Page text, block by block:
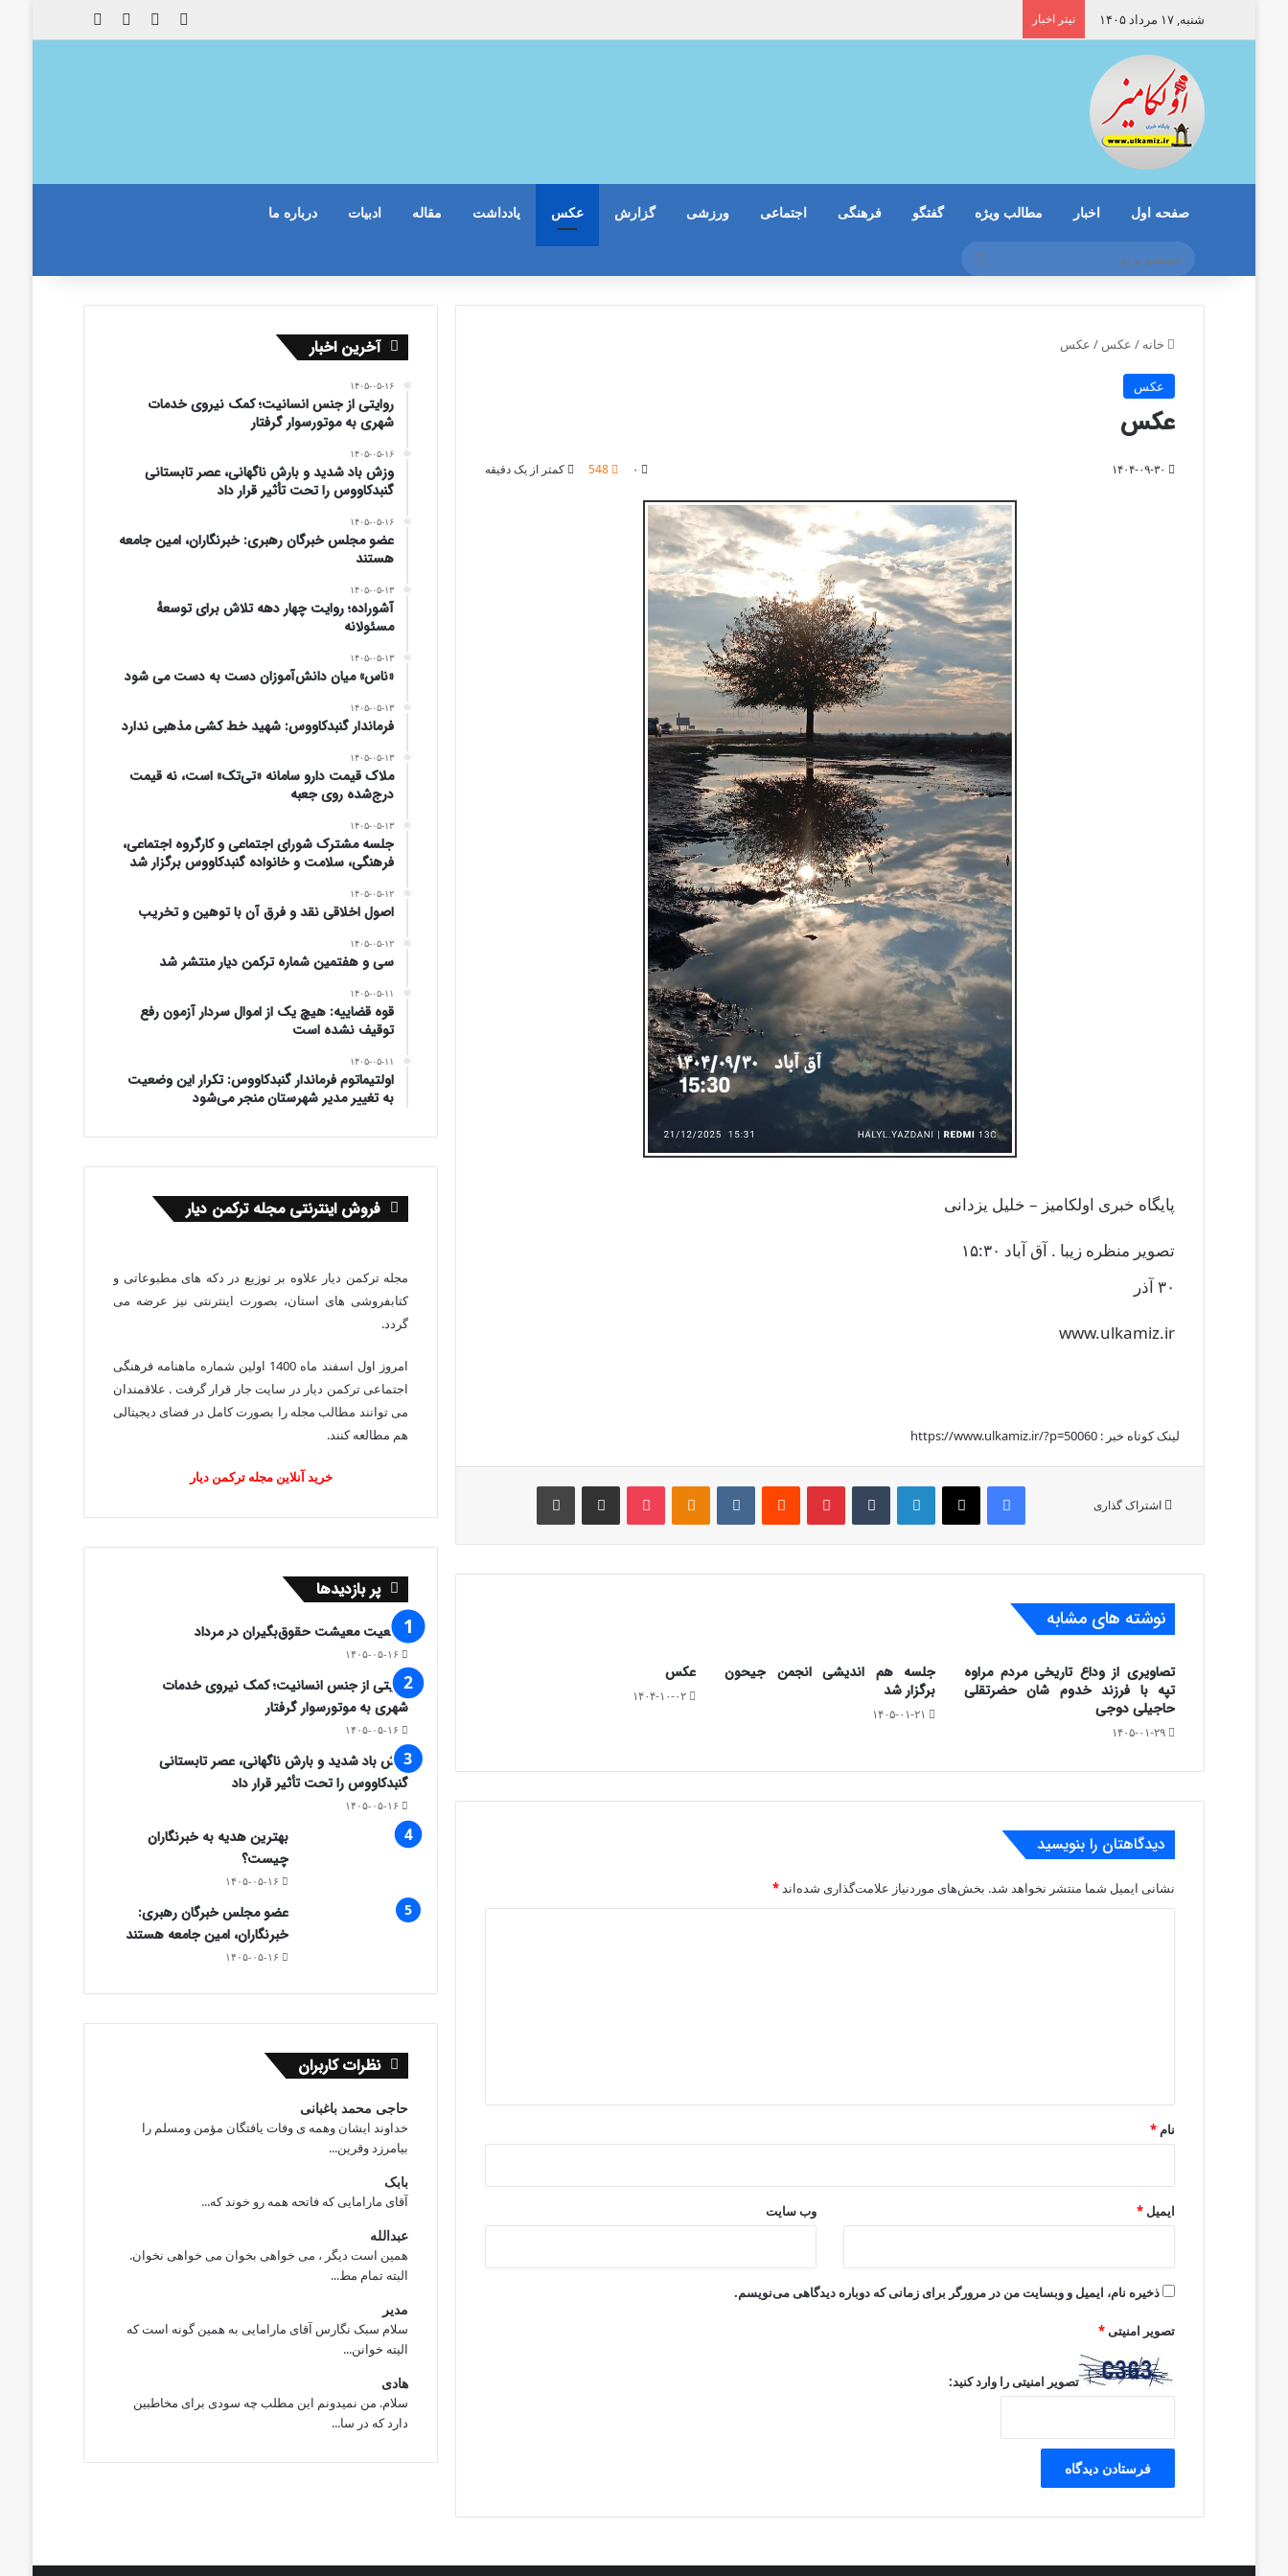
شنبه, ۱۷ مرداد ۱۴۰۵ تیتر اخبار فیس بوک یوتیوب
صفحه اول اخبار مطالب ویژه گفتگو فرهنگی اجتماعی ورزشی گزارش عکس یادداشت مقاله ادبیات درباره ما
خانه / عکس / عکس
عکس
عکس
۱۴۰۴-۰۹-۳۰ ۰ 548 کمتر از یک دقیقه
پایگاه خبری اولکامیز – خلیل یزدانی
تصویر منظره زیبا . آق آباد ۱۵:۳۰
۳۰ آذر
www.ulkamiz.ir
لینک کوتاه خبر : https://www.ulkamiz.ir/?p=50060
اشتراک گذاری
فیس بوک X لینکدین ‫تامبلر ‫پین‌ترست ‫رددیت ‫VKontakte
‫Odnoklassniki پاکت اشتراک گذاری از طریق ایمیل چاپ
نوشته های مشابه
تصاویری از وداع تاریخی مردم مراوه
تپه با فرزند خدوم شان حضرتقلی
حاجیلی دوجی
۱۴۰۵-۰۱-۲۹
جلسه هم اندیشی انجمن جیحون
برگزار شد
۱۴۰۵-۰۱-۲۱
عکس
۱۴۰۴-۱۰-۰۲
دیدگاهتان را بنویسید
نشانی ایمیل شما منتشر نخواهد شد. بخش‌های موردنیاز علامت‌گذاری شده‌اند *
نام *
ایمیل * وب‌ سایت
ذخیره نام، ایمیل و وبسایت من در مرورگر برای زمانی که دوباره دیدگاهی می‌نویسم.
تصویر امنیتی*
تصویر امنیتی را وارد کنید:
آخرین اخبار
۱۴۰۵-۰۵-۱۶
روایتی از جنس انسانیت؛ کمک نیروی خدمات
شهری به موتورسوار گرفتار
۱۴۰۵-۰۵-۱۶
وزش باد شدید و بارش ناگهانی، عصر تابستانی
گنبدکاووس را تحت تأثیر قرار داد
۱۴۰۵-۰۵-۱۶
عضو مجلس خبرگان رهبری: خبرنگاران، امین جامعه
هستند
۱۴۰۵-۰۵-۱۳
آشوراده؛ روایت چهار دهه تلاش برای توسعهٔ
مسئولانه
۱۴۰۵-۰۵-۱۳
«ناس» میان دانش‌آموزان دست به دست می شود
۱۴۰۵-۰۵-۱۳
فرماندار گنبدکاووس: شهید خط کشی مذهبی ندارد
۱۴۰۵-۰۵-۱۳
ملاک قیمت دارو سامانه «تی‌تک» است، نه قیمت
درج‌شده روی جعبه
۱۴۰۵-۰۵-۱۳
جلسه مشترک شورای اجتماعی و کارگروه اجتماعی،
فرهنگی، سلامت و خانواده گنبدکاووس برگزار شد
۱۴۰۵-۰۵-۱۲
اصول اخلاقی نقد و فرق آن با توهین و تخریب
۱۴۰۵-۰۵-۱۲
سی و هفتمین شماره ترکمن دیار منتشر شد
۱۴۰۵-۰۵-۱۱
قوه قضاییه: هیچ یک از اموال سردار آزمون رفع
توقیف نشده است
۱۴۰۵-۰۵-۱۱
اولتیماتوم فرماندار گنبدکاووس: تکرار این وضعیت
به تغییر مدیر شهرستان منجر می‌شود
فروش اینترنتی مجله ترکمن دیار
مجله ترکمن دیار علاوه بر توزیع در دکه های مطبوعاتی و
کتابفروشی های استان، بصورت اینترنتی نیز عرضه می
گردد.‌
امروز اول اسفند ماه 1400 اولین شماره ماهنامه فرهنگی
اجتماعی ترکمن دیار در سایت جار قرار گرفت . علاقمندان
می توانند مطالب مجله را بصورت کامل در فضای دیجیتالی
هم مطالعه کنند.
خرید آنلاین مجله ترکمن دیار
پر بازدیدها
وضعیت معیشت حقوق‌بگیران در مرداد
۱۴۰۵-۰۵-۱۶
روایتی از جنس انسانیت؛ کمک نیروی خدمات
شهری به موتورسوار گرفتار
۱۴۰۵-۰۵-۱۶
وزش باد شدید و بارش ناگهانی، عصر تابستانی
گنبدکاووس را تحت تأثیر قرار داد
۱۴۰۵-۰۵-۱۶
بهترین هدیه به خبرنگاران
چیست؟
۱۴۰۵-۰۵-۱۶
عضو مجلس خبرگان رهبری:
خبرنگاران، امین جامعه هستند
۱۴۰۵-۰۵-۱۶
نظرات کاربران
حاجی محمد باغبانی
خداوند ایشان وهمه ی وفات یافتگان مؤمن ومسلم را
بیامرزد وقرین...
بابک
آقای مارامایی که فاتحه همه رو خوند که...
عبدالله
همین است دیگر ، می خواهی بخوان می خواهی نخوان.
البته تمام مط...
مدیر
سلام سبک نگارس آقای مارامایی به همین گونه است که
الیته خوانن...
هادی
سلام. من نمیدونم این مطلب چه سودی برای مخاطبین
دارد که در سا...